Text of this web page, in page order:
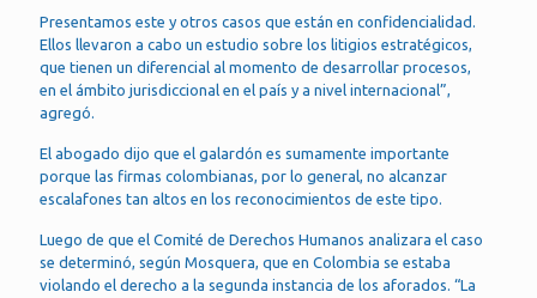
Presentamos este y otros casos que están en confidencialidad.
Ellos llevaron a cabo un estudio sobre los litigios estratégicos,
que tienen un diferencial al momento de desarrollar procesos,
en el ámbito jurisdiccional en el país y a nivel internacional”,
agregó.
El abogado dijo que el galardón es sumamente importante
porque las firmas colombianas, por lo general, no alcanzar
escalafones tan altos en los reconocimientos de este tipo.
Luego de que el Comité de Derechos Humanos analizara el caso
se determinó, según Mosquera, que en Colombia se estaba
violando el derecho a la segunda instancia de los aforados. “La